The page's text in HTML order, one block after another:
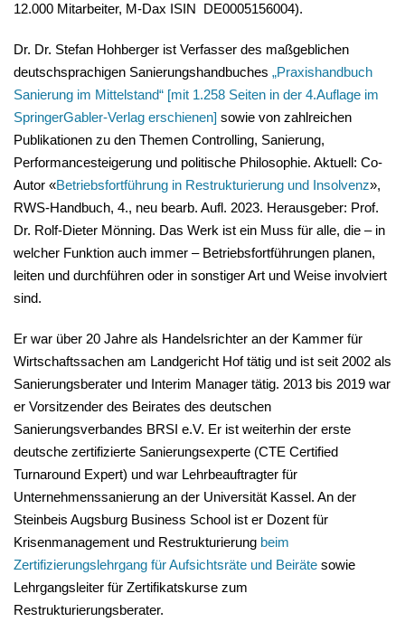
12.000 Mitarbeiter, M-Dax ISIN DE0005156004).
Dr. Dr. Stefan Hohberger ist Verfasser des maßgeblichen
deutschsprachigen Sanierungshandbuches „Praxishandbuch
Sanierung im Mittelstand“ [mit 1.258 Seiten in der 4.Auflage im
SpringerGabler-Verlag erschienen] sowie von zahlreichen
Publikationen zu den Themen Controlling, Sanierung,
Performancesteigerung und politische Philosophie. Aktuell: Co-
Autor «Betriebsfortführung in Restrukturierung und Insolvenz»,
RWS-Handbuch, 4., neu bearb. Aufl. 2023. Herausgeber: Prof.
Dr. Rolf-Dieter Mönning. Das Werk ist ein Muss für alle, die – in
welcher Funktion auch immer – Betriebsfortführungen planen,
leiten und durchführen oder in sonstiger Art und Weise involviert
sind.
Er war über 20 Jahre als Handelsrichter an der Kammer für
Wirtschaftssachen am Landgericht Hof tätig und ist seit 2002 als
Sanierungsberater und Interim Manager tätig. 2013 bis 2019 war
er Vorsitzender des Beirates des deutschen
Sanierungsverbandes BRSI e.V. Er ist weiterhin der erste
deutsche zertifizierte Sanierungsexperte (CTE Certified
Turnaround Expert) und war Lehrbeauftragter für
Unternehmenssanierung an der Universität Kassel. An der
Steinbeis Augsburg Business School ist er Dozent für
Krisenmanagement und Restrukturierung beim
Zertifizierungslehrgang für Aufsichtsräte und Beiräte sowie
Lehrgangsleiter für Zertifikatskurse zum
Restrukturierungsberater.